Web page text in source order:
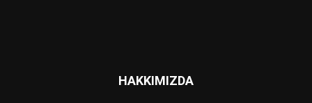
HAKKIMIZDA